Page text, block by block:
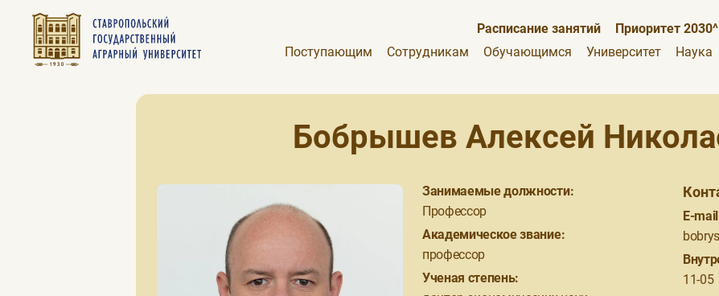
Расписание занятий Приоритет 2030^
Поступающим
Сотрудникам Обучающимся Университет Наука
Бобрышев Алексей
Занимаемые должности:
Профессор
Академическое звание:
профессор
Ученая степень:
E-
11-05